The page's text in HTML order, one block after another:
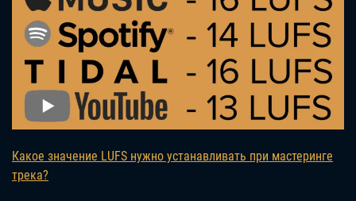
Какое значение LUFS нужно устанавливать при мастеринге
трека?